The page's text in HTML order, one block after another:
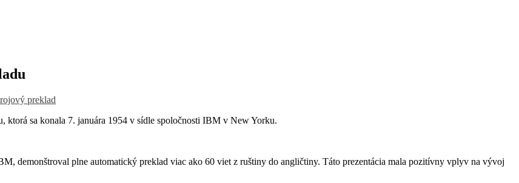
preklad
ktorá sa konala 7. januára 1954 v sídle spoločnosti IBM v New Yorku.
demonštroval plne automatický preklad viac ako 60 viet z ruštiny do angličtiny. Táto prezentácia mala pozitívny vplyv na vývoj